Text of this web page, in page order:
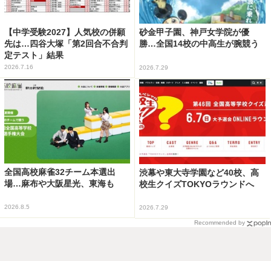
【中学受験2027】人気校の併願
先は…四谷大塚「第2回合不合判
定テスト」結果
2026.7.16
砂金甲子園、神戸女学院が優
勝…全国14校の中高生が腕競う
2026.7.29
全国高校麻雀32チーム本選出
場…麻布や大阪星光、東海も
2026.8.5
渋幕や東大寺学園など40校、高
校生クイズTOKYOラウンドへ
2026.7.29
Recommended by